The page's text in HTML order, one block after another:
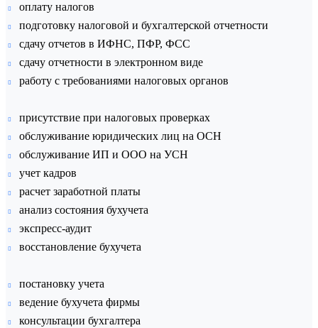
оплату налогов
подготовку налоговой и бухгалтерской отчетности
сдачу отчетов в ИФНС, ПФР, ФСС
сдачу отчетности в электронном виде
работу с требованиями налоговых органов
присутствие при налоговых проверках
обслуживание юридических лиц на ОСН
обслуживание ИП и ООО на УСН
учет кадров
расчет заработной платы
анализ состояния бухучета
экспресс-аудит
восстановление бухучета
постановку учета
ведение бухучета фирмы
консультации бухгалтера